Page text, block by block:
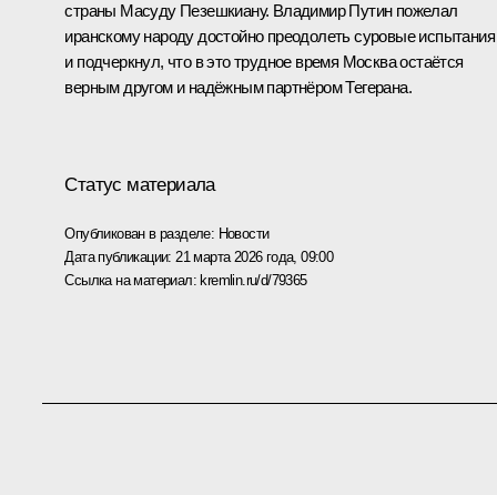
страны Масуду Пезешкиану. Владимир Путин пожелал
иранскому народу достойно преодолеть суровые испытания
и подчеркнул, что в это трудное время Москва остаётся
верным другом и надёжным партнёром Тегерана.
Статус материала
Опубликован в разделе: Новости
Дата публикации: 21 марта 2026 года, 09:00
Ссылка на материал:kremlin.ru/d/79365